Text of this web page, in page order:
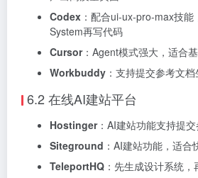
Codex ：配合ui-ux-pro-max技
System再写代码
Cursor：Agent模式强大，适合
Workbuddy ：支持提交参考文
6.2 在线AI建站平台
Hostinger：AI建站功能支持提
Siteground ：AI建站功能，适合
TeleportHQ ：先生成设计系统